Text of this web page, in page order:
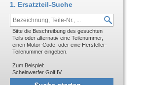
1. Ersatzteil-Suche
Bitte die Beschreibung des gesuchten
Teils oder alternativ eine Teilenummer,
einen Motor-Code, oder eine Hersteller-
Teilenummer eingeben.
Zum Beispiel:
Scheinwerfer Golf IV